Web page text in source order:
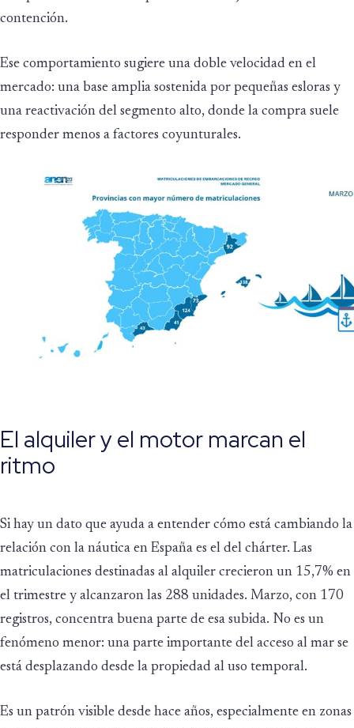
contención.
Ese comportamiento sugiere una doble velocidad en el
mercado: una base amplia sostenida por pequeñas esloras y
una reactivación del segmento alto, donde la compra suele
responder menos a factores coyunturales.
El alquiler y el motor marcan el
ritmo
Si hay un dato que ayuda a entender cómo está cambiando la
relación con la náutica en España es el del chárter. Las
matriculaciones destinadas al alquiler crecieron un 15,7% en
el trimestre y alcanzaron las 288 unidades. Marzo, con 170
registros, concentra buena parte de esa subida. No es un
fenómeno menor: una parte importante del acceso al mar se
está desplazando desde la propiedad al uso temporal.
Es un patrón visible desde hace años, especialmente en zonas